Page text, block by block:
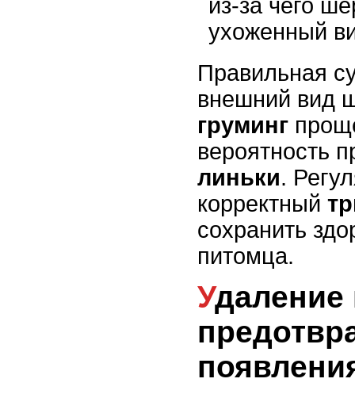
из-за чего
ухоженный
Правильная
внешний вид
груминг
вероятность
линьки.
корректный
сохранить
питомца.
Удаление колтунов и